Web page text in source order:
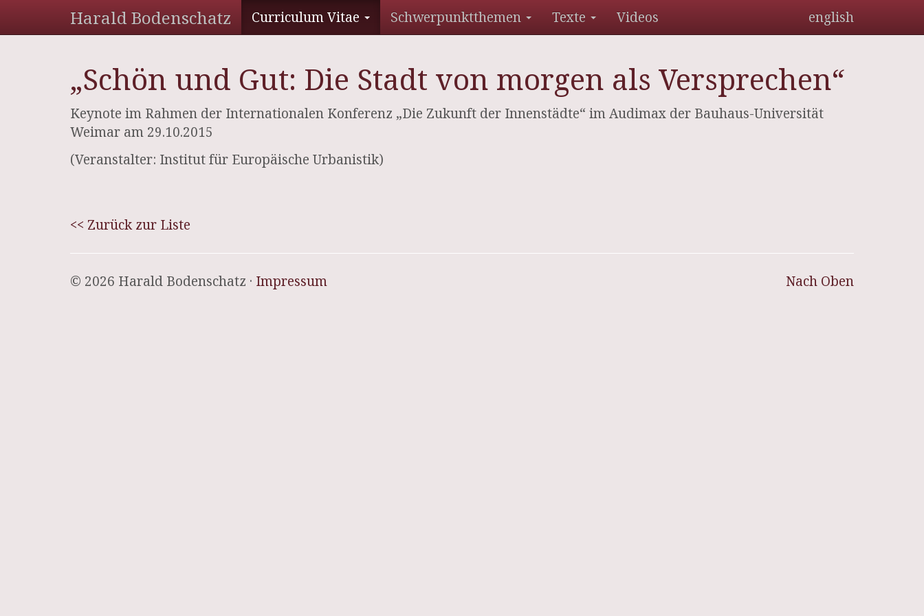
Harald Bodenschatz Curriculum Vitae Schwerpunktthemen Texte Videos english
„Schön und Gut: Die Stadt von morgen als Versprechen“
Keynote im Rahmen der Internationalen Konferenz „Die Zukunft der Innenstädte“ im Audimax der Bauhaus-Universität
Weimar am 29.10.2015
(Veranstalter: Institut für Europäische Urbanistik)
<< Zurück zur Liste
Nach Oben
© 2026 Harald Bodenschatz · Impressum